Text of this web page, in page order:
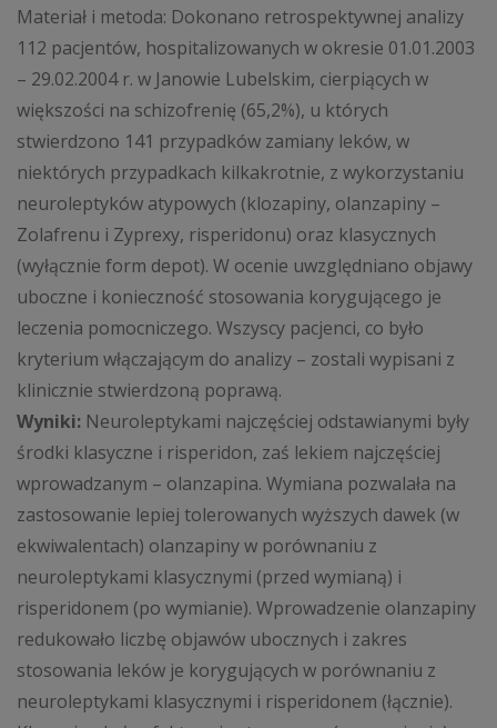
Materiał i metoda: Dokonano retrospektywnej analizy
112 pacjentów, hospitalizowanych w okresie 01.01.2003
– 29.02.2004 r. w Janowie Lubelskim, cierpiących w
większości na schizofrenię (65,2%), u których
stwierdzono 141 przypadków zamiany leków, w
niektórych przypadkach kilkakrotnie, z wykorzystaniu
neuroleptyków atypowych (klozapiny, olanzapiny –
Zolafrenu i Zyprexy, risperidonu) oraz klasycznych
(wyłącznie form depot). W ocenie uwzględniano objawy
uboczne i konieczność stosowania korygującego je
leczenia pomocniczego. Wszyscy pacjenci, co było
kryterium włączającym do analizy – zostali wypisani z
klinicznie stwierdzoną poprawą.
Wyniki: Neuroleptykami najczęściej odstawianymi były
środki klasyczne i risperidon, zaś lekiem najczęściej
wprowadzanym – olanzapina. Wymiana pozwalała na
zastosowanie lepiej tolerowanych wyższych dawek (w
ekwiwalentach) olanzapiny w porównaniu z
neuroleptykami klasycznymi (przed wymianą) i
risperidonem (po wymianie). Wprowadzenie olanzapiny
redukowało liczbę objawów ubocznych i zakres
stosowania leków je korygujących w porównaniu z
neuroleptykami klasycznymi i risperidonem (łącznie).